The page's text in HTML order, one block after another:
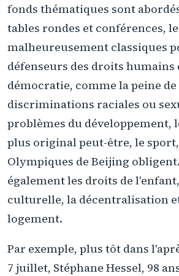
fonds thématiques sont
tables rondes et conférences,
malheureusement classiques
défenseurs des droits humains
démocratie, comme la peine
discriminations raciales ou
problèmes du développement,
plus original peut-être, le
Olympiques de Beijing
également les droits de
culturelle, la décentralisation
logement.
Par exemple, plus tôt dans
7 juillet, Stéphane Hessel, 98